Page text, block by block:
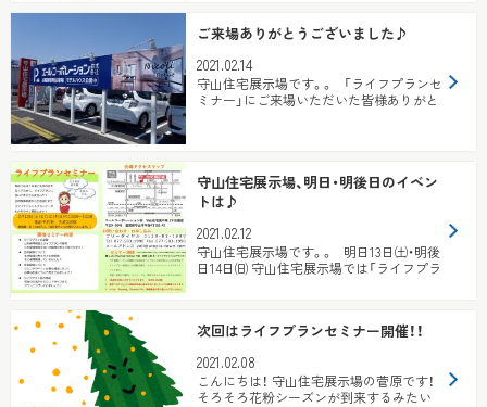
ご来場ありがとうございました♪
2021.02.14
守山住宅展示場です。。 「ライフプランセ
ミナー」にご来場いただいた皆様ありがと
守山住宅展示場、明日・明後日のイベン
トは♪
2021.02.12
守山住宅展示場です。。 明日13日㈯・明後
日14日㈰ 守山住宅展示場では「ライフプラ
次回はライフプランセミナー開催！！
2021.02.08
こんにちは！ 守山住宅展示場の菅原です！
そろそろ花粉シーズンが到来するみたい